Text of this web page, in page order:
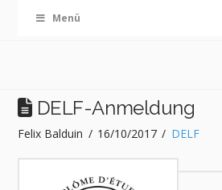
Menü
DELF-Anmeldung
Felix Balduin 16/10/2017 DELF